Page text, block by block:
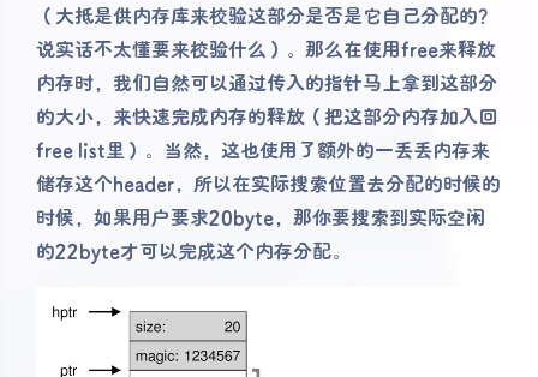
（大抵是供内存库来校验这部分是否是它自己分配的？
说实话不太懂要来校验什么）。那么在使用free来释放
内存时，我们自然可以通过传入的指针马上拿到这部分
的大小，来快速完成内存的释放（把这部分内存加入回
free list里）。当然，这也使用了额外的一丢丢内存来
储存这个header，所以在实际搜索位置去分配的时候的
时候，如果用户要求20byte，那你要搜索到实际空闲
的22byte才可以完成这个内存分配。